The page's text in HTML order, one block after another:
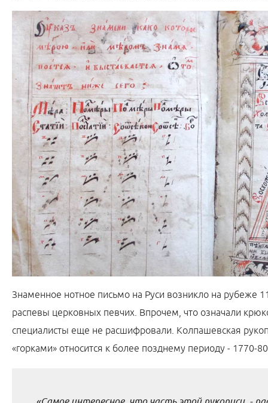
Знаменное нотное письмо на Руси возникло на рубеже
распевы церковных певчих. Впрочем, что означали
специалисты еще не расшифровали. Колпашевская
«горками» относится к более позднему периоду - 1770-80